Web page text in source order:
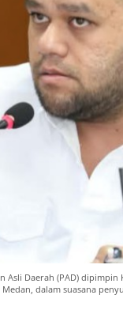
Daerah (PAD) dipimpin
dalam suasana